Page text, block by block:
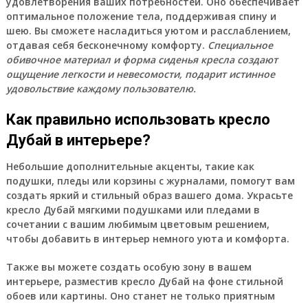
оптимальное положение тела, поддерживая спину и
шею. Вы сможете насладиться уютом и расслаблением,
отдавая себя бесконечному комфорту. Специальное
обивочное материал и форма сиденья кресла создают
ощущение легкости и невесомости, подарит истинное
удовольствие каждому пользователю.
Как правильно использовать кресло
Дубай в интерьере?
Небольшие дополнительные акценты, такие как
подушки, пледы или корзины с журналами, помогут вам
создать яркий и стильный образ вашего дома. Украсьте
кресло Дубай мягкими подушками или пледами в
сочетании с вашим любимым цветовым решением,
чтобы добавить в интерьер немного уюта и комфорта.
Также вы можете создать особую зону в вашем
интерьере, разместив кресло Дубай на фоне стильной
обоев или картины. Оно станет не только приятным